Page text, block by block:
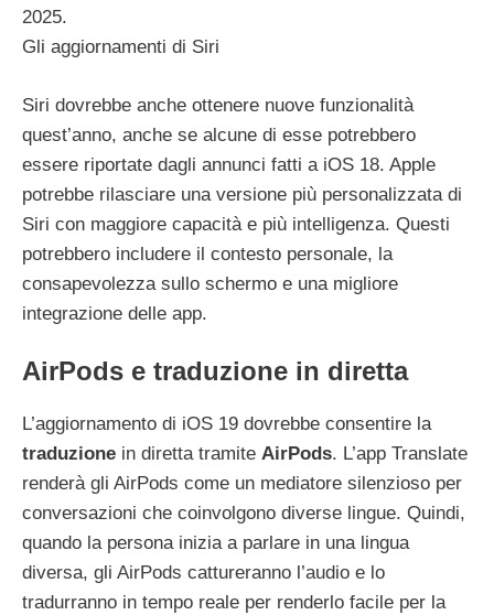
2025.
Gli aggiornamenti di Siri
Siri dovrebbe anche ottenere nuove funzionalità
quest’anno, anche se alcune di esse potrebbero
essere riportate dagli annunci fatti a iOS 18. Apple
potrebbe rilasciare una versione più personalizzata di
Siri con maggiore capacità e più intelligenza. Questi
potrebbero includere il contesto personale, la
consapevolezza sullo schermo e una migliore
integrazione delle app.
AirPods e traduzione in diretta
L’aggiornamento di iOS 19 dovrebbe consentire la
traduzione in diretta tramite AirPods. L’app Translate
renderà gli AirPods come un mediatore silenzioso per
conversazioni che coinvolgono diverse lingue. Quindi,
quando la persona inizia a parlare in una lingua
diversa, gli AirPods cattureranno l’audio e lo
tradurranno in tempo reale per renderlo facile per la